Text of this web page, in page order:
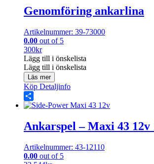
Genomföring ankarlina
Artikelnummer: 39-73000
0.00 out of 5
300kr
Lägg till i önskelista
Lägg till i önskelista
Läs mer
Köp Detaljinfo
Share
Ankarspel – Maxi 43 12v
Artikelnummer: 43-12110
0.00 out of 5